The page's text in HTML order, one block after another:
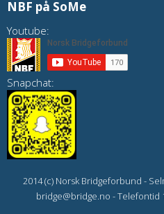
NBF på SoMe
Youtube:
Snapchat:
2014 (c) Norsk Bridgeforbund -
bridge@bridge.no - Telefontid